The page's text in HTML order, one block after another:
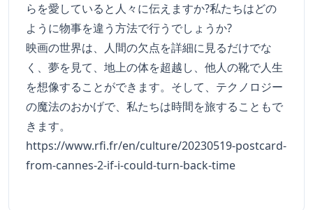
らを愛していると人々に伝えますか?私たちはどの
ように物事を違う方法で行うでしょうか?
映画の世界は、人間の欠点を詳細に見るだけでな
く、夢を見て、地上の体を超越し、他人の靴で人生
を想像することができます。そして、テクノロジー
の魔法のおかげで、私たちは時間を旅することもで
きます。
https://www.rfi.fr/en/culture/20230519-postcard-
from-cannes-2-if-i-could-turn-back-time